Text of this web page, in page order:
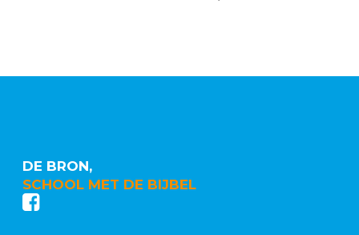
DE BRON,
SCHOOL MET DE BIJBEL